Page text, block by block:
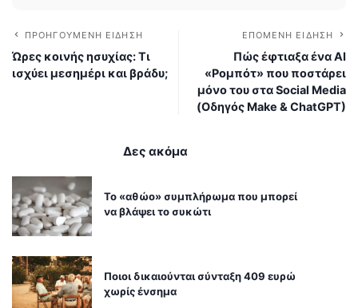
ΠΡΟΗΓΟΎΜΕΝΗ ΕΊΔΗΣΗ
Ώρες κοινής ησυχίας: Τι
ισχύει μεσημέρι και βράδυ;
ΕΠΌΜΕΝΗ ΕΊΔΗΣΗ
Πώς έφτιαξα ένα AI
«Ρομπότ» που ποστάρει
μόνο του στα Social Media
(Οδηγός Make & ChatGPT)
Δες ακόμα
Το «αθώο» συμπλήρωμα που μπορεί
να βλάψει το συκώτι
Ποιοι δικαιούνται σύνταξη 409 ευρώ
χωρίς ένσημα